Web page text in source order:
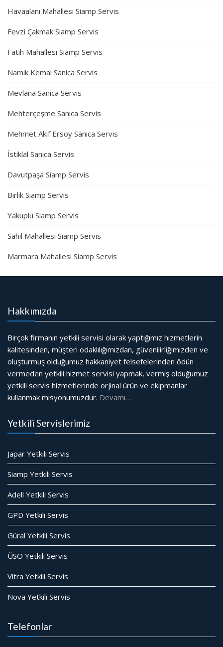
Havaalanı Mahallesi Siamp Servis
Fevzi Çakmak Siamp Servis
Fatih Mahallesi Siamp Servis
Namık Kemal Sanica Servis
Mevlana Sanica Servis
Mehterçeşme Sanica Servis
Mehmet Akif Ersoy Sanica Servis
İstiklal Sanica Servis
Davutpaşa Siamp Servis
Birlik Siamp Servis
Yakuplu Siamp Servis
Sahil Mahallesi Siamp Servis
Marmara Mahallesi Siamp Servis
Hakkımızda
Birçok firmanın yetkili servisi olarak yaptığımız hizmetlerin
kalitesinden, müşteri odaklılığımızdan, güvenilirliğimizden ve
oluşturmuş olduğumuz hakkaniyet felsefelerinden ödün
vermeden yetkili hizmet servisi yapmak, vermiş olduğumuz
yetkili servis hizmetlerinde orjinal ürün ve ekipmanlar
kullanmak misyonumuzdur. Devamı…
Yetkili Servislerimiz
Japar Yetkili Servis
Siamp Yetkili Servis
Adell Yetkili Servis
GPD Yetkili Servis
Güral Yetkili Servis
ÜSO Yetkili Servis
Vitra Yetkili Servis
Nova Yetkili Servis
Telefonlar